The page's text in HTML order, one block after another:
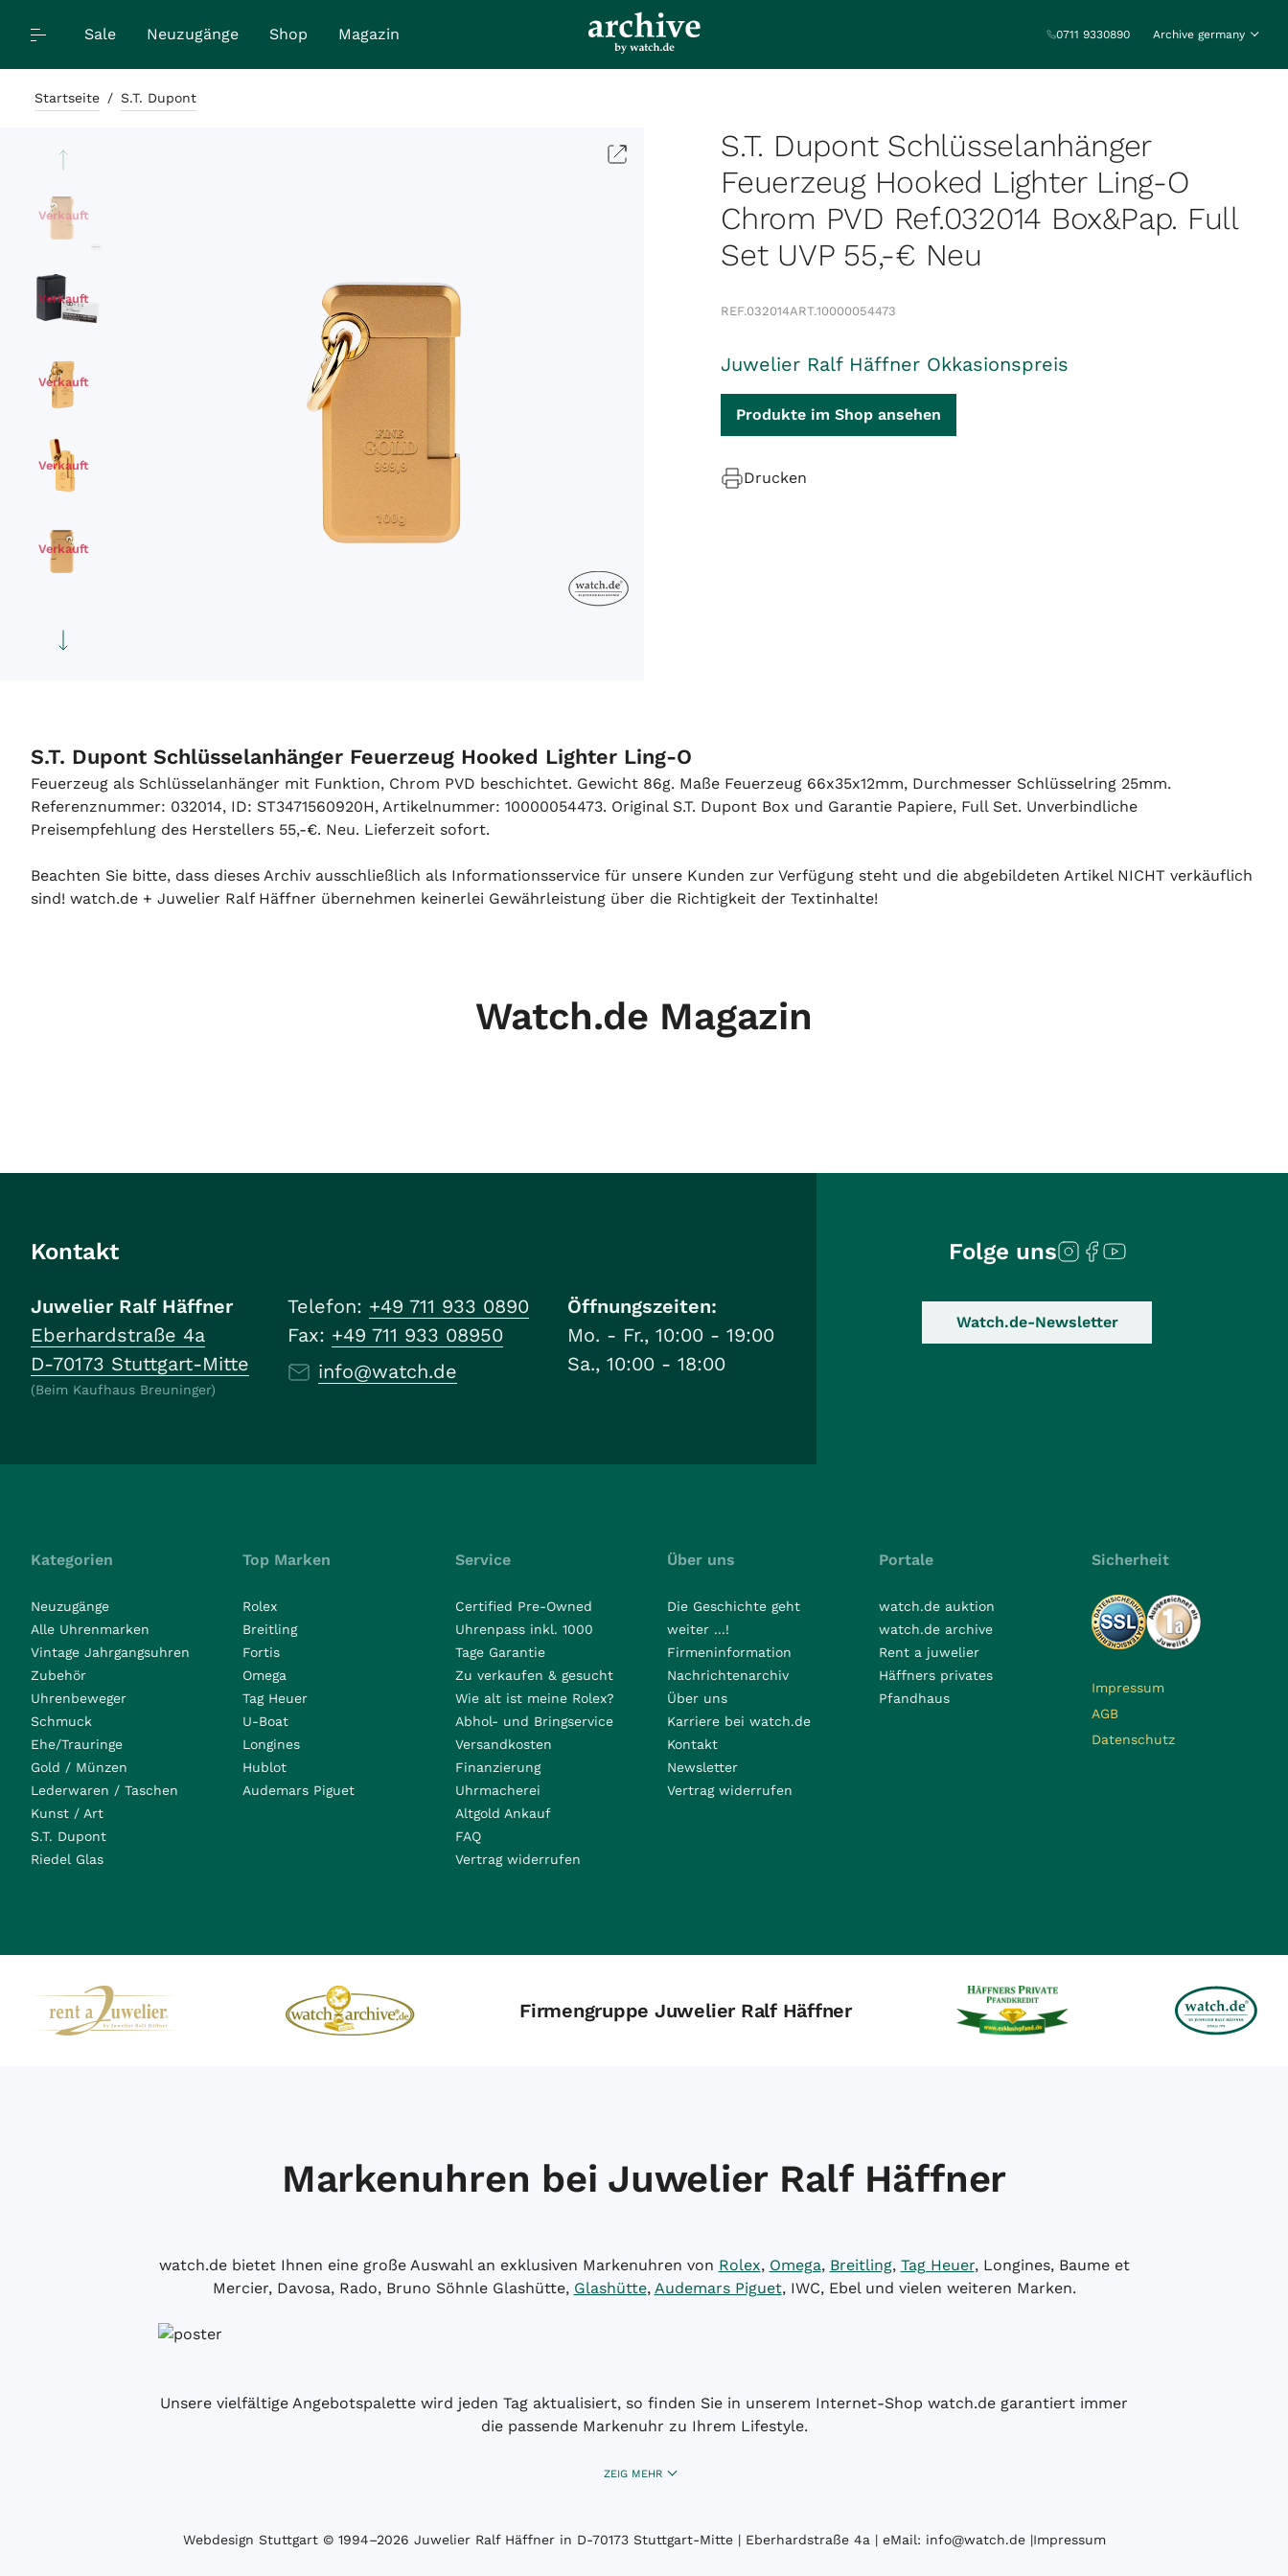
Sale Neuzugänge Shop Magazin 0711 9330890 Archive germany
Startseite / S.T. Dupont
S.T. Dupont Schlüsselanhänger
Feuerzeug Hooked Lighter Ling-O
Chrom PVD Ref.032014 Box&Pap. Full
Set UVP 55,-€ Neu
Verkauft
Verkauft
Verkauft
Verkauft
Verkauft
REF.032014ART.10000054473
Juwelier Ralf Häffner Okkasionspreis
Produkte im Shop ansehen
Drucken
S.T. Dupont Schlüsselanhänger Feuerzeug Hooked Lighter Ling-O
Feuerzeug als Schlüsselanhänger mit Funktion, Chrom PVD beschichtet. Gewicht 86g. Maße Feuerzeug 66x35x12mm, Durchmesser Schlüsselring 25mm.
Referenznummer: 032014, ID: ST3471560920H, Artikelnummer: 10000054473. Original S.T. Dupont Box und Garantie Papiere, Full Set. Unverbindliche
Preisempfehlung des Herstellers 55,-€. Neu. Lieferzeit sofort.
Beachten Sie bitte, dass dieses Archiv ausschließlich als Informationsservice für unsere Kunden zur Verfügung steht und die abgebildeten Artikel NICHT verkäuflich
sind! watch.de + Juwelier Ralf Häffner übernehmen keinerlei Gewährleistung über die Richtigkeit der Textinhalte!
Watch.de Magazin
Kontakt
Juwelier Ralf Häffner
Eberhardstraße 4a
D-70173 Stuttgart-Mitte
(Beim Kaufhaus Breuninger)
Telefon: +49 711 933 0890
Fax: +49 711 933 08950
info@watch.de
Öffnungszeiten:
Mo. - Fr., 10:00 - 19:00
Sa., 10:00 - 18:00
Folge uns
Watch.de-Newsletter
Kategorien
Neuzugänge
Alle Uhrenmarken
Vintage Jahrgangsuhren
Zubehör
Uhrenbeweger
Schmuck
Ehe/Trauringe
Gold / Münzen
Lederwaren / Taschen
Kunst / Art
S.T. Dupont
Riedel Glas
Top Marken
Rolex
Breitling
Fortis
Omega
Tag Heuer
U-Boat
Longines
Hublot
Audemars Piguet
Service
Certified Pre-Owned
Uhrenpass inkl. 1000
Tage Garantie
Zu verkaufen & gesucht
Wie alt ist meine Rolex?
Abhol- und Bringservice
Versandkosten
Finanzierung
Uhrmacherei
Altgold Ankauf
FAQ
Vertrag widerrufen
Über uns
Die Geschichte geht
weiter ...!
Firmeninformation
Nachrichtenarchiv
Über uns
Karriere bei watch.de
Kontakt
Newsletter
Vertrag widerrufen
Portale
watch.de auktion
watch.de archive
Rent a juwelier
Häffners privates
Pfandhaus
Sicherheit
Impressum
AGB
Datenschutz
Firmengruppe Juwelier Ralf Häffner
Markenuhren bei Juwelier Ralf Häffner
watch.de bietet Ihnen eine große Auswahl an exklusiven Markenuhren von Rolex, Omega, Breitling, Tag Heuer, Longines, Baume et
Mercier, Davosa, Rado, Bruno Söhnle Glashütte, Glashütte, Audemars Piguet, IWC, Ebel und vielen weiteren Marken.
Unsere vielfältige Angebotspalette wird jeden Tag aktualisiert, so finden Sie in unserem Internet-Shop watch.de garantiert immer
die passende Markenuhr zu Ihrem Lifestyle.
ZEIG MEHR
Webdesign Stuttgart© 1994­–2026 Juwelier Ralf Häffner in D-70173 Stuttgart-Mitte | Eberhardstraße 4a | eMail: info@watch.de|Impressum